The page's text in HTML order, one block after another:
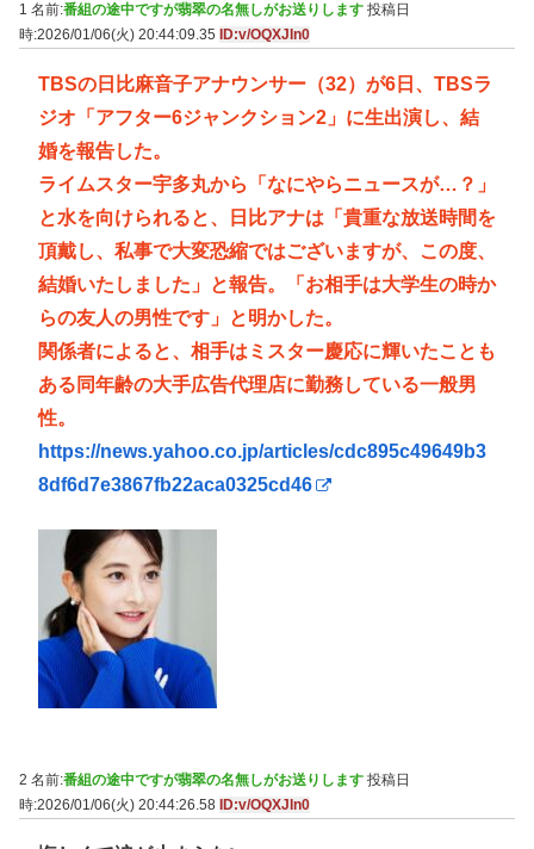
1 名前:番組の途中ですが翡翠の名無しがお送りします 投稿日
時:2026/01/06(火) 20:44:09.35
ID:v/OQXJIn0
TBSの日比麻音子アナウンサー（32）が6日、TBSラ
ジオ「アフター6ジャンクション2」に生出演し、結
婚を報告した。
ライムスター宇多丸から「なにやらニュースが…？」
と水を向けられると、日比アナは「貴重な放送時間を
頂戴し、私事で大変恐縮ではございますが、この度、
結婚いたしました」と報告。「お相手は大学生の時か
らの友人の男性です」と明かした。
関係者によると、相手はミスター慶応に輝いたことも
ある同年齢の大手広告代理店に勤務している一般男
性。
https://news.yahoo.co.jp/articles/cdc895c49649b3
8df6d7e3867fb22aca0325cd46
2 名前:番組の途中ですが翡翠の名無しがお送りします 投稿日
時:2026/01/06(火) 20:44:26.58 ID:v/OQXJIn0